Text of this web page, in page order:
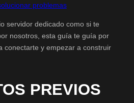
problemas
servidor dedicado como si te
nosotros, esta guía te guía por
conectarte y empezar a construir
PREVIOS